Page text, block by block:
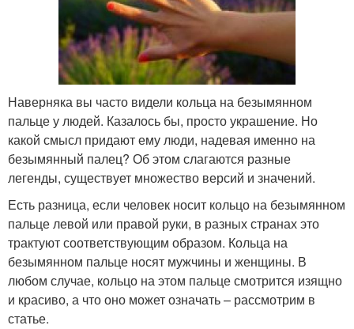
Наверняка вы часто видели кольца на безымянном
пальце у людей. Казалось бы, просто украшение. Но
какой смысл придают ему люди, надевая именно на
безымянный палец? Об этом слагаются разные
легенды, существует множество версий и значений.
Есть разница, если человек носит кольцо на безымянном
пальце левой или правой руки, в разных странах это
трактуют соответствующим образом. Кольца на
безымянном пальце носят мужчины и женщины. В
любом случае, кольцо на этом пальце смотрится изящно
и красиво, а что оно может означать – рассмотрим в
статье.